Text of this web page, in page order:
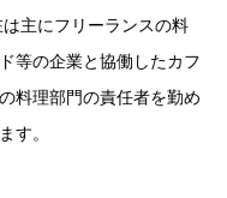
主にフリーランスの料
等の企業と協働したカフ
料理部門の責任者を勤め
す。